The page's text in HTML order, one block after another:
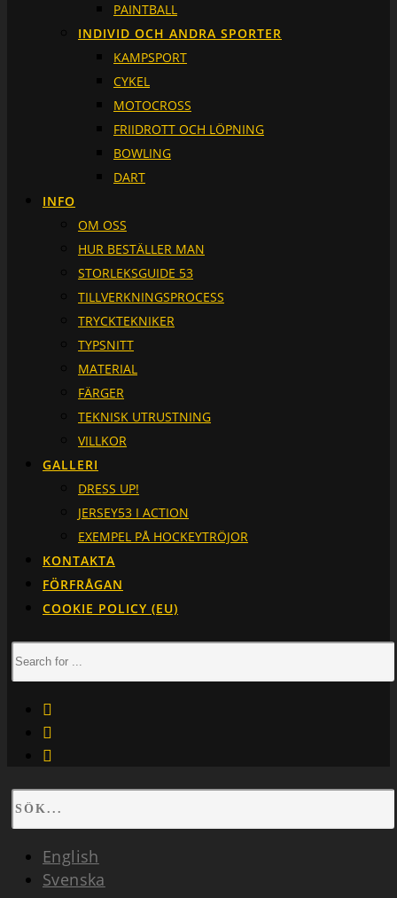
PAINTBALL
INDIVID OCH ANDRA SPORTER
KAMPSPORT
CYKEL
MOTOCROSS
FRIIDROTT OCH LÖPNING
BOWLING
DART
INFO
OM OSS
HUR BESTÄLLER MAN
STORLEKSGUIDE 53
TILLVERKNINGSPROCESS
TRYCKTEKNIKER
TYPSNITT
MATERIAL
FÄRGER
TEKNISK UTRUSTNING
VILLKOR
GALLERI
DRESS UP!
JERSEY53 I ACTION
EXEMPEL PÅ HOCKEYTRÖJOR
KONTAKTA
FÖRFRÅGAN
COOKIE POLICY (EU)
English
Svenska